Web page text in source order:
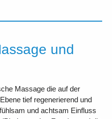
und
Massage die auf der
tief regenerierend und
und achtsam Einfluss